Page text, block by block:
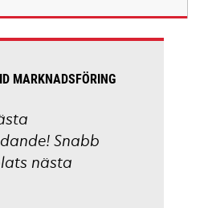
MARKNADSFÖRING
Snabb
nästa